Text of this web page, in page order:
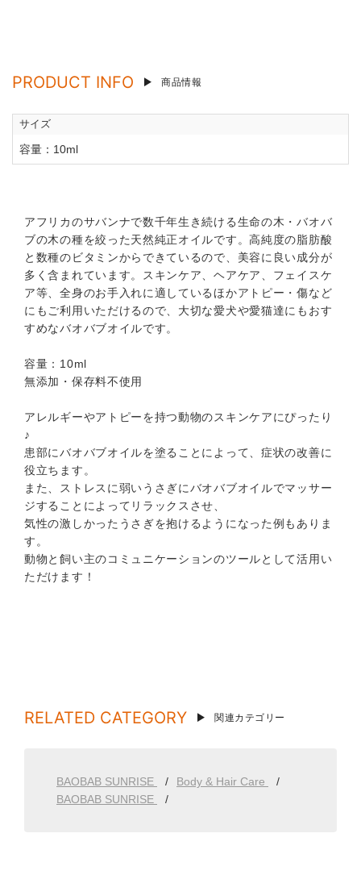
PRODUCT INFO 商品情報
サイズ
容量：10ml
アフリカのサバンナで数千年生き続ける生命の木・バオバ
ブの木の種を絞った天然純正オイルです。高純度の脂肪酸
と数種のビタミンからできているので、美容に良い成分が
多く含まれています。スキンケア、ヘアケア、フェイスケ
ア等、全身のお手入れに適しているほかアトピー・傷など
にもご利用いただけるので、大切な愛犬や愛猫達にもおす
すめなバオバブオイルです。
容量：10ml
無添加・保存料不使用
アレルギーやアトピーを持つ動物のスキンケアにぴったり
♪
患部にバオバブオイルを塗ることによって、症状の改善に
役立ちます。
また、ストレスに弱いうさぎにバオバブオイルでマッサー
ジすることによってリラックスさせ、
気性の激しかったうさぎを抱けるようになった例もありま
す。
動物と飼い主のコミュニケーションのツールとして活用い
ただけます！
RELATED CATEGORY 関連カテゴリー
BAOBAB SUNRISE
Body & Hair Care
BAOBAB SUNRISE